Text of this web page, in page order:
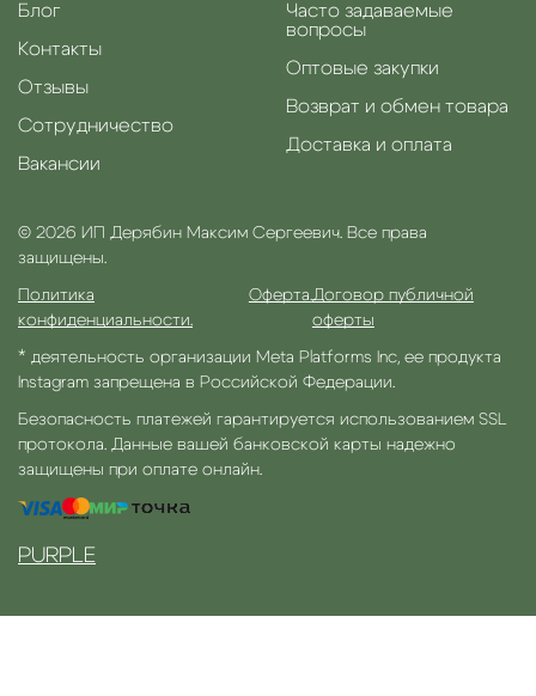
Блог
Контакты
Отзывы
Сотрудничество
Вакансии
Часто задаваемые
вопросы
Оптовые закупки
Возврат и обмен товара
Доставка и оплата
© 2026 ИП Дерябин Максим Сергеевич. Все права
защищены.
Политика
конфиденциальности.
Оферта.Договор публичной
оферты
* деятельность организации Meta Platforms Inc, ее продукта
Instagram запрещена в Российской Федерации.
Безопасность платежей гарантируется использованием SSL
протокола. Данные вашей банковской карты надежно
защищены при оплате онлайн.
PURPLE